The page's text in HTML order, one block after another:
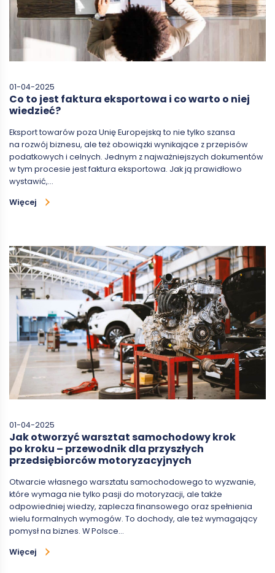
01-04-2025
Co to jest faktura eksportowa i co warto o niej
wiedzieć?
Eksport towarów poza Unię Europejską to nie tylko szansa
na rozwój biznesu, ale też obowiązki wynikające z przepisów
podatkowych i celnych. Jednym z najważniejszych dokumentów
w tym procesie jest faktura eksportowa. Jak ją prawidłowo
wystawić,…
Więcej
01-04-2025
Jak otworzyć warsztat samochodowy krok
po kroku – przewodnik dla przyszłych
przedsiębiorców motoryzacyjnych
Otwarcie własnego warsztatu samochodowego to wyzwanie,
które wymaga nie tylko pasji do motoryzacji, ale także
odpowiedniej wiedzy, zaplecza finansowego oraz spełnienia
wielu formalnych wymogów. To dochody, ale też wymagający
pomysł na biznes. W Polsce…
Więcej